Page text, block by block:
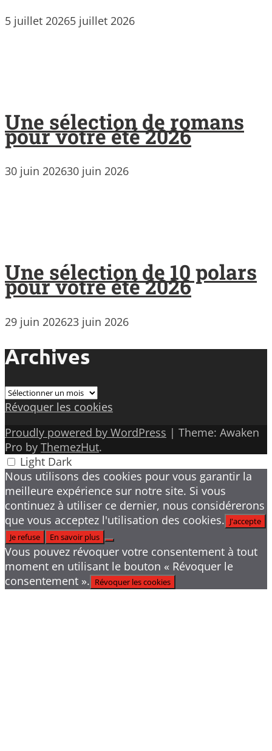
5 juillet 20265 juillet 2026
Une sélection de romans
pour votre été 2026
30 juin 202630 juin 2026
Une sélection de 10 polars
pour votre été 2026
29 juin 202623 juin 2026
Archives
Archives
Révoquer les cookies
Proudly powered by WordPress | Theme: Awaken
Pro by ThemezHut.
Light Dark
Nous utilisons des cookies pour vous garantir la
meilleure expérience sur notre site. Si vous
continuez à utiliser ce dernier, nous considérerons
que vous acceptez l'utilisation des cookies. J'accepte
Je refuse
En savoir plus
Vous pouvez révoquer votre consentement à tout
moment en utilisant le bouton « Révoquer le
consentement ». Révoquer les cookies